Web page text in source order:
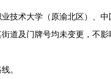
术大学（原渝北区）、中
道及门牌号均未变更，不影
。